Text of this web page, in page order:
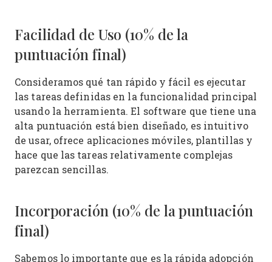
Facilidad de Uso (10% de la
puntuación final)
Consideramos qué tan rápido y fácil es ejecutar
las tareas definidas en la funcionalidad principal
usando la herramienta. El software que tiene una
alta puntuación está bien diseñado, es intuitivo
de usar, ofrece aplicaciones móviles, plantillas y
hace que las tareas relativamente complejas
parezcan sencillas.
Incorporación (10% de la puntuación
final)
Sabemos lo importante que es la rápida adopción